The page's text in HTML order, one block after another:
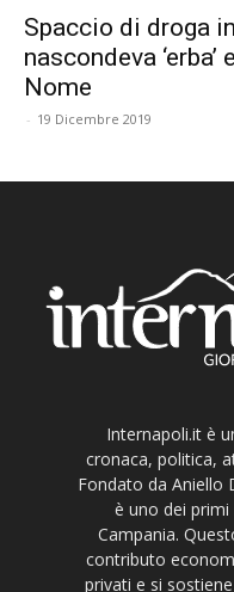
Spaccio di droga
nascondeva ‘erba’
Nome
- 19 Dicembre 2019
Internapoli.it è
cronaca, politica,
Fondato da Aniello
è uno dei
Campania.
contributo
privati e si